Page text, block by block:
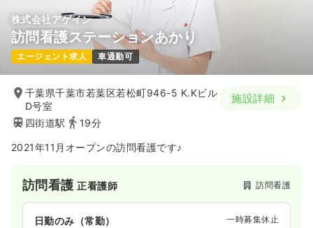
株式会社アゲイン
訪問看護ステーションあかり
エージェント求人 車通勤可
千葉県千葉市若葉区若松町946-5 K.Kビル
D号室
四街道駅
19分
施設詳細
2021年11月オープンの訪問看護です♪
訪問看護正看護師 訪問看護
日勤のみ（常勤） 一時募集休止